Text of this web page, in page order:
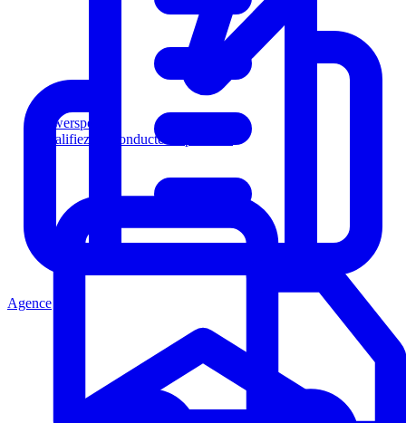
Powersports
Qualifiez les conducteurs plus vite
Agence